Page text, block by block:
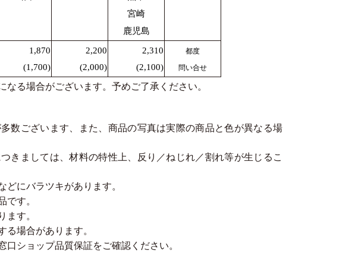
宮崎
鹿児島
1,870
(1,700)
2,200
(2,000)
2,310
(2,100)
都度
問い合せ
る場合がございます。予めご了承ください。
数ございます、また、商品の写真は実際の商品と色が異なる場
きましては、材料の特性上、反り／ねじれ／割れ等が生じるこ
にバラツキがあります。
です。
ます。
る場合があります。
ショップ品質保証をご確認ください。